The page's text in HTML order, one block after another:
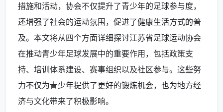
措施和活动，协会不仅提升了青少年的足球参与度，
还增强了社会的运动氛围，促进了健康生活方式的普
及。本文将从四个方面详细探讨江苏省足球运动协会
在推动青少年足球发展中的重要作用，包括政策支
持、培训体系建设、赛事组织以及社区参与。这些努
力不仅为青少年提供了更好的锻炼机会，也为地方经
济与文化带来了积极影响。